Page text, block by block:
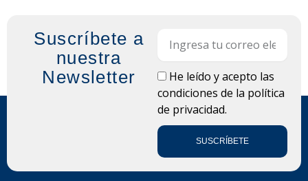
Suscríbete a
nuestra
Newsletter
LOPDHe leído y acepto las
condiciones de la política
de privacidad.
SUSCRÍBETE